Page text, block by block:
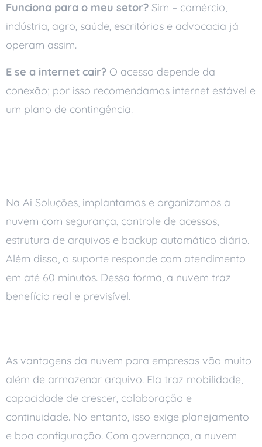
Funciona para o meu setor? Sim – comércio,
indústria, agro, saúde, escritórios e advocacia já
operam assim.
E se a internet cair? O acesso depende da
conexão; por isso recomendamos internet estável e
um plano de contingência.
Na Ai Soluções, implantamos e organizamos a
nuvem com segurança, controle de acessos,
estrutura de arquivos e backup automático diário.
Além disso, o suporte responde com atendimento
em até 60 minutos. Dessa forma, a nuvem traz
benefício real e previsível.
As vantagens da nuvem para empresas vão muito
além de armazenar arquivo. Ela traz mobilidade,
capacidade de crescer, colaboração e
continuidade. No entanto, isso exige planejamento
e boa configuração. Com governança, a nuvem